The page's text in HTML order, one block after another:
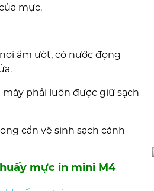
mực.
ẩm ướt, có nước đọng
phải luôn được giữ sạch
cần vệ sinh sạch cánh
mực in mini M4